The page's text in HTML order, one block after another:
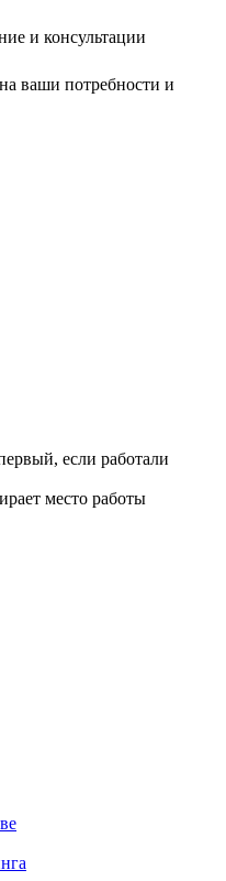
и консультации
ваши потребности и
если работали
место работы